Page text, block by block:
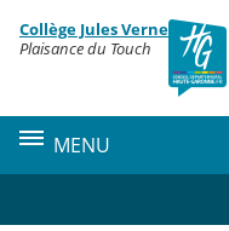
Menu de la rubrique
Contenu
Collège Jules Verne
Plaisance du Touch
MENU